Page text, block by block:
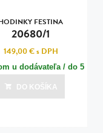
FESTINA
20680/1
149,00 €s DPH
u dodávateľa / do 5
dní
aktualizácia dnes o 14:00
DO KOŠÍKA